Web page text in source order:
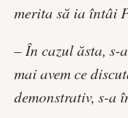
merita să ia întâi
– În cazul ăsta, s-
mai avem ce
demonstrativ, s-a